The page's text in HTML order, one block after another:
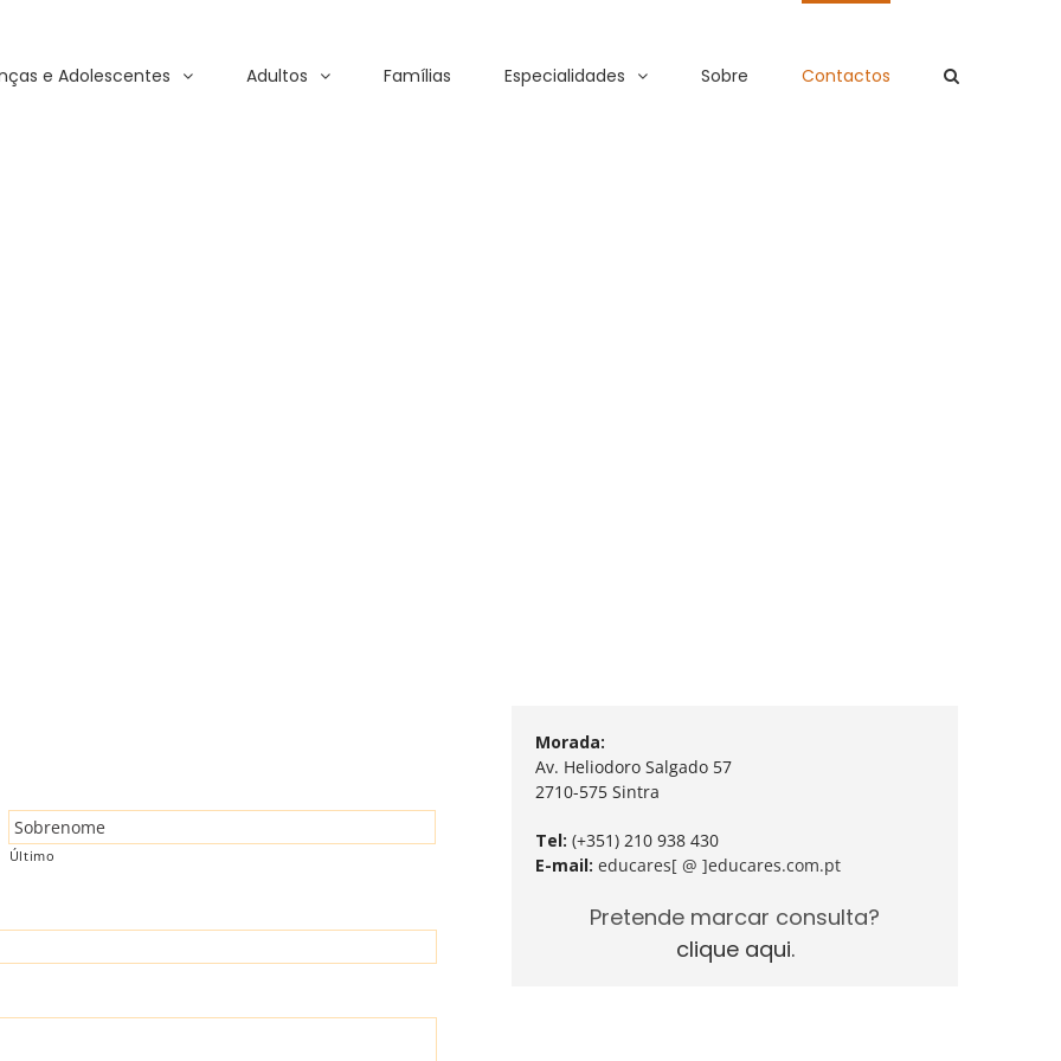
e Adolescentes Adultos Famílias Especialidades Sobre Contactos
Último
Morada:
Av. Heliodoro Salgado 57
2710-575 Sintra
Tel: (+351) 210 938 430
E-mail: educares[ @ ]educares.com.pt
Pretende marcar consulta?
clique aqui.